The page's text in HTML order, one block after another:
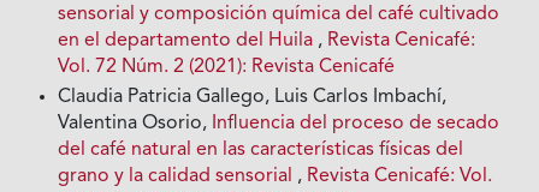
sensorial y composición química del café cultivado
en el departamento del Huila , Revista Cenicafé:
Vol. 72 Núm. 2 (2021): Revista Cenicafé
Claudia Patricia Gallego, Luis Carlos Imbachí,
Valentina Osorio, Influencia del proceso de secado
del café natural en las características físicas del
grano y la calidad sensorial , Revista Cenicafé: Vol.